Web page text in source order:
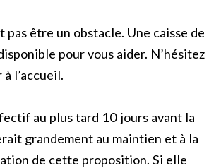
pas être un obstacle. Une caisse de
pour vous aider. N’hésitez
l’accueil.
au plus tard 10 jours avant la
grandement au maintien et à la
de cette proposition. Si elle